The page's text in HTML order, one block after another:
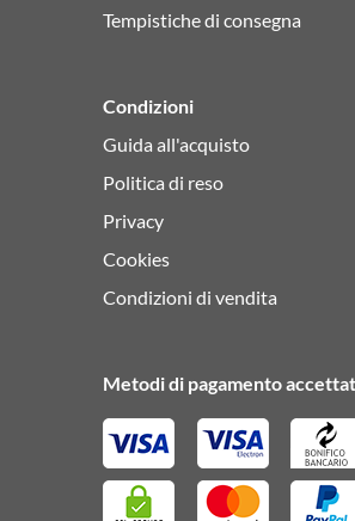
Tempistiche di consegna
Condizioni
Guida all'acquisto
Politica di reso
Privacy
Cookies
Condizioni di vendita
Metodi di pagamento